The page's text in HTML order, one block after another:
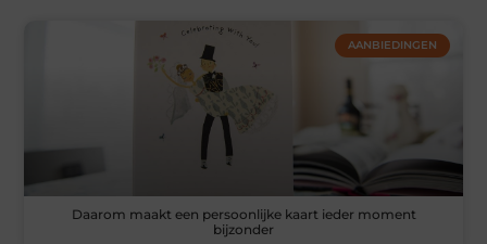
AANBIEDINGEN
Daarom maakt een persoonlijke kaart ieder moment
bijzonder